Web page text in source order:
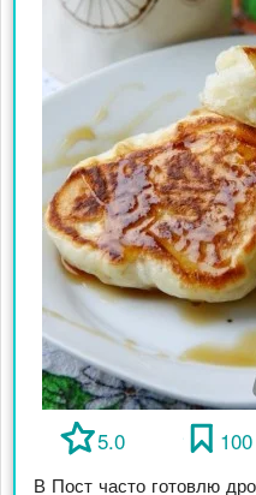
5.0 100
В Пост часто готовлю